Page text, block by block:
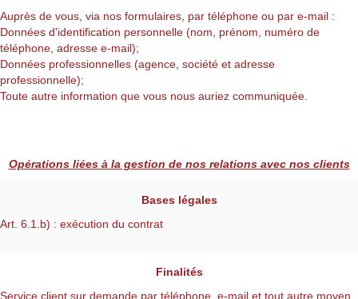
Auprès de vous, via nos formulaires, par téléphone ou par e-mail :
Données d'identification personnelle (nom, prénom, numéro de
téléphone, adresse e-mail);
Données professionnelles (agence, société et adresse
professionnelle);
Toute autre information que vous nous auriez communiquée.
Opérations liées à la gestion de nos relations avec nos clients
Bases légales
Art. 6.1.b) : exécution du contrat
Finalités
Service client sur demande par téléphone, e-mail et tout autre moyen